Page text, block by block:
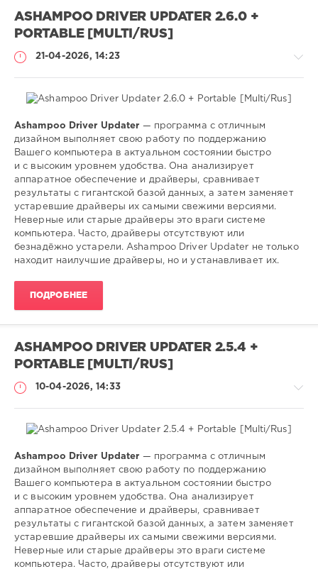
ASHAMPOO DRIVER UPDATER 2.6.0 +
PORTABLE [MULTI/RUS]
21-04-2026, 14:23
Софт
SamDel
0
установка ,
обновление,
поиск,
драйверов,
Ashampoo Driver Updater — программа с отличным
дизайном выполняет свою работу по поддержанию
Вашего компьютера в актуальном состоянии быстро
и с высоким уровнем удобства. Она анализирует
аппаратное обеспечение и драйверы, сравнивает
результаты с гигантской базой данных, а затем заменяет
устаревшие драйверы их самыми свежими версиями.
Неверные или старые драйверы это враги системе
компьютера. Часто, драйверы отсутствуют или
безнадёжно устарели. Ashampoo Driver Updater не только
находит наилучшие драйверы, но и устанавливает их.
ПОДРОБНЕЕ
ASHAMPOO DRIVER UPDATER 2.5.4 +
PORTABLE [MULTI/RUS]
10-04-2026, 14:33
Софт
SamDel
0
установка ,
обновление,
Ashampoo Driver Updater — программа с отличным
дизайном выполняет свою работу по поддержанию
Вашего компьютера в актуальном состоянии быстро
и с высоким уровнем удобства. Она анализирует
аппаратное обеспечение и драйверы, сравнивает
результаты с гигантской базой данных, а затем заменяет
устаревшие драйверы их самыми свежими версиями.
Неверные или старые драйверы это враги системе
компьютера. Часто, драйверы отсутствуют или